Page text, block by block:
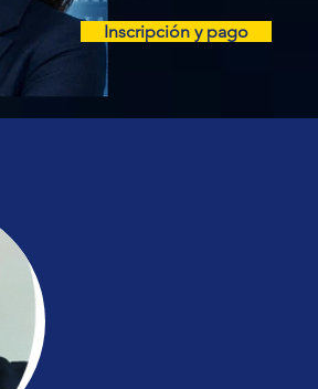
Inscripción y pago